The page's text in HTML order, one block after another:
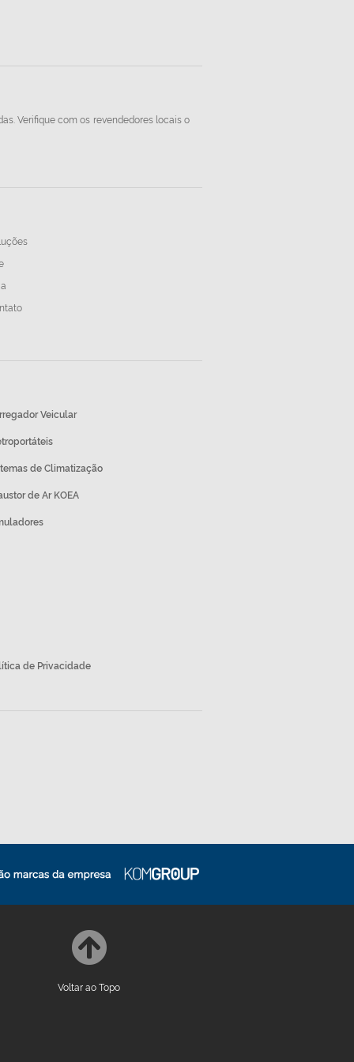
Verifique com os revendedores locais o
Veicular
de Climatização
de Ar KOEA
de Privacidade
Voltar ao Topo